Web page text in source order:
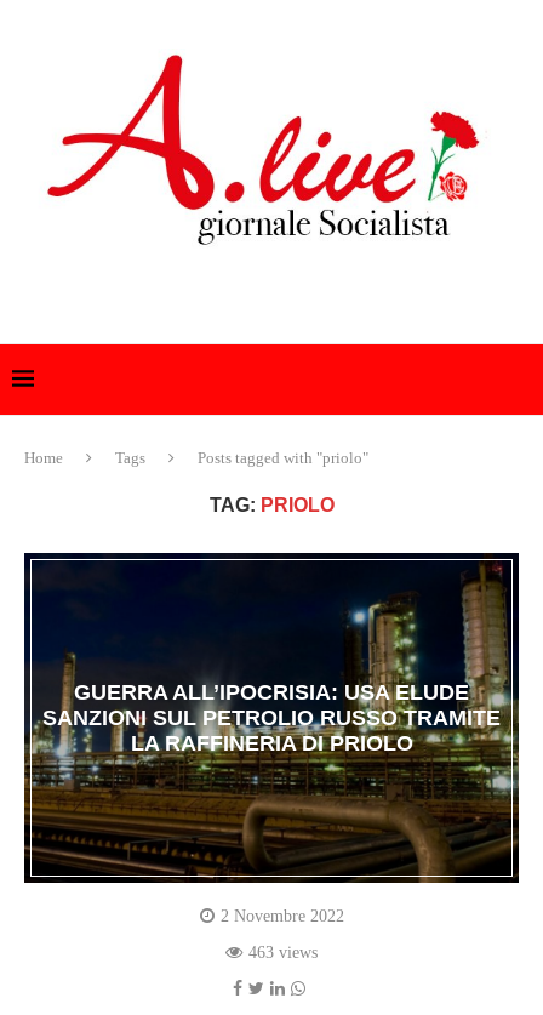
Home Tags Posts tagged with "priolo"
TAG: PRIOLO
GUERRA ALL’IPOCRISIA: USA ELUDE
SANZIONI SUL PETROLIO RUSSO TRAMITE
LA RAFFINERIA DI PRIOLO
2 Novembre 2022
463 views